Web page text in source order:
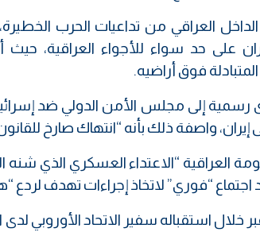
العراقي من تداعيات الحرب
على حد سواء للأجواء العراقية،
المتبادلة فوق أراضيه.
إلى مجلس الأمن الدولي ضد إسرائيل،
واصفة ذلك بأنه “انتهاك صارخ للقانون
العراقية “الاعتداء العسكري الذي شنه
اجتماع “فوري” لاتخاذ إجراءات تهدف لردع
خلال استقباله سفير الاتحاد الأوروبي